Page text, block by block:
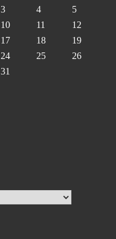
3 4
5
10 11
12
17 18
19
24 25
26
31